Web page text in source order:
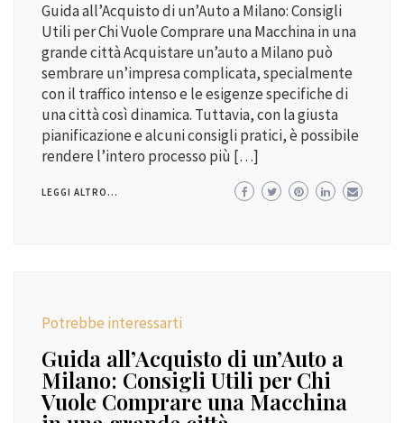
Guida all’Acquisto di un’Auto a Milano: Consigli
Utili per Chi Vuole Comprare una Macchina in una
grande città Acquistare un’auto a Milano può
sembrare un’impresa complicata, specialmente
con il traffico intenso e le esigenze specifiche di
una città così dinamica. Tuttavia, con la giusta
pianificazione e alcuni consigli pratici, è possibile
rendere l’intero processo più […]
LEGGI ALTRO...
Potrebbe interessarti
Guida all’Acquisto di un’Auto a
Milano: Consigli Utili per Chi
Vuole Comprare una Macchina